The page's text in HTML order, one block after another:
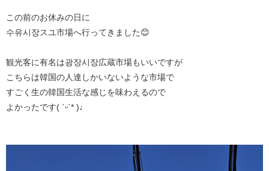
この前のお休みの日に
수유시장スユ市場へ行ってきました😊
観光客に有名は광장시장広蔵市場もいいですが
こちらは韓国の人達しかいないような市場で
すごく生の韓国生活な感じを味わえるので
よかったです( ˊᵕˋ* )♩